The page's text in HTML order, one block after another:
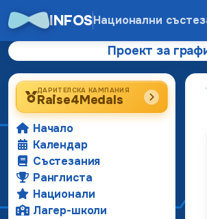
INFOSНационални
Проект за
ДАРИТЕЛСКА КАМПАНИЯ
Raise4Medals
Начало
Календар
Състезания
Ранглиста
Национали
Лагер-школи